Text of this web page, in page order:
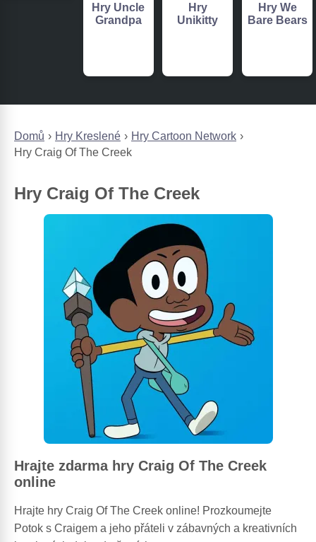
Domů Hry Kreslené
Hry Cartoon Network
Hry Craig Of The Creek
Hry Craig Of The Creek
Hrajte zdarma hry Craig Of The Creek
online
Hrajte hry Craig Of The Creek online! Prozkoumejte
Potok s Craigem a jeho přáteli v zábavných a kreativních
Hry Uncle
Grandpa
Hry
Unikitty
Hry We
Bare Bears